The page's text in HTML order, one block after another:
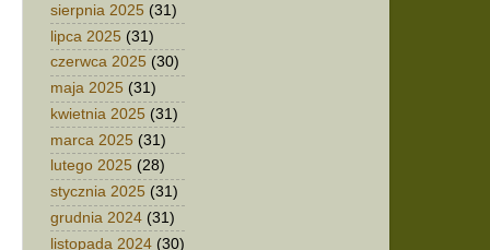
sierpnia 2025 (31)
lipca 2025 (31)
czerwca 2025 (30)
maja 2025 (31)
kwietnia 2025 (31)
marca 2025 (31)
lutego 2025 (28)
stycznia 2025 (31)
grudnia 2024 (31)
listopada 2024 (30)